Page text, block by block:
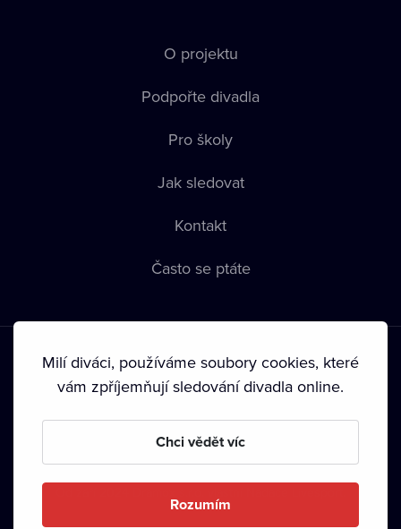
O projektu
Podpořte divadla
Pro školy
Jak sledovat
Kontakt
Často se ptáte
Podmínky používání • Ochrana soukromí • Zásady používání
• Autorská práva•
Milí diváci, používáme soubory cookies, které
vám zpříjemňují sledování divadla online.
Chci vědět víc
Rozumím